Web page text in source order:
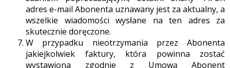
adres e-mail Abonenta uznawany jest za aktualny, a
wszelkie wiadomości wysłane na ten adres za
skutecznie doręczone.
W przypadku nieotrzymania przez Abonenta
jakiejkolwiek faktury, która powinna zostać
wystawiona zgodnie z Umową Abonent